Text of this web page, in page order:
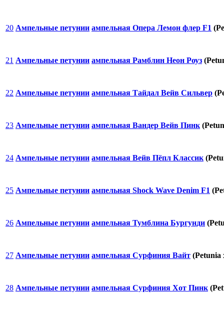
20 Ампельные петунии ампельная Опера Лемон флер F1
21 Ампельные петунии ампельная Рамблин Неон Роуз
22 Ампельные петунии ампельная Тайдал Вейв Сильвер
23 Ампельные петунии ампельная Вандер Вейв Пинк
24 Ампельные петунии ампельная Вейв Пёпл Классик
25 Ампельные петунии ампельная Shock Wave Denim F1
26 Ампельные петунии ампельная Тумблина Бургунди
27 Ампельные петунии ампельная Сурфиния Вайт (Petunia
28 Ампельные петунии ампельная Сурфиния Хот Пинк